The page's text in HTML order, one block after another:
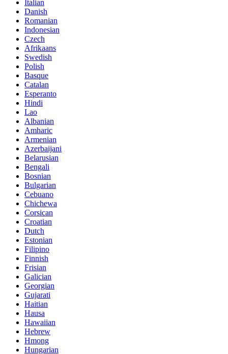
Italian
Danish
Romanian
Indonesian
Czech
Afrikaans
Swedish
Polish
Basque
Catalan
Esperanto
Hindi
Lao
Albanian
Amharic
Armenian
Azerbaijani
Belarusian
Bengali
Bosnian
Bulgarian
Cebuano
Chichewa
Corsican
Croatian
Dutch
Estonian
Filipino
Finnish
Frisian
Galician
Georgian
Gujarati
Haitian
Hausa
Hawaiian
Hebrew
Hmong
Hungarian